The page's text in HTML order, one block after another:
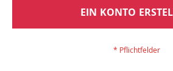
EIN KONTO